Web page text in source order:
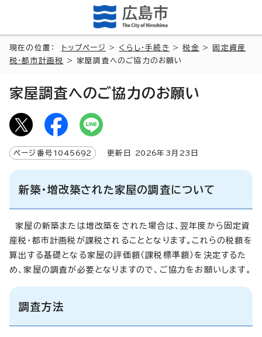
現在の位置： トップページ > くらし・手続き >税金 >
固定資産
税・都市計画税
> 家屋調査へのご協力のお願い
家屋調査へのご協力のお願い
ページ番号 1045692 更新日 2026年3月 23 日
新築・増改築された家屋の調査について
家屋の新築または増改築をされた場合は、翌年度から固定資
産税・都市計画税が課税されることとなります。これらの税額を
算出する基礎となる家屋の評価額（課税標準額）を決定するた
め、家屋の調査が必要となりますので、ご協力をお願いします。
調査方法